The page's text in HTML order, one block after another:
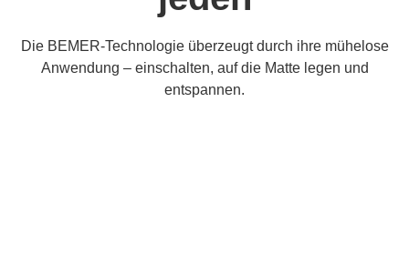
Die BEMER-Technologie überzeugt durch ihre mühelose
Anwendung – einschalten, auf die Matte legen und
entspannen.